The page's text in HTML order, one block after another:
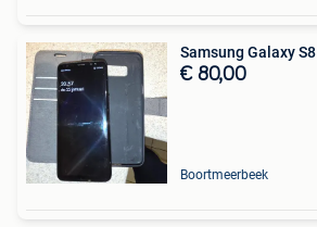
Samsung Galaxy S8
€ 80,00
Boortmeerbeek